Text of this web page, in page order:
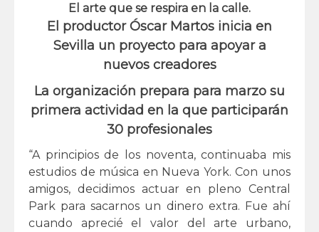
El arte que se respira en la calle.
El productor Óscar Martos inicia en
Sevilla un proyecto para apoyar a
nuevos creadores
La organización prepara para marzo su
primera actividad en la que participarán
30 profesionales
“A principios de los noventa, continuaba mis
estudios de música en Nueva York. Con unos
amigos, decidimos actuar en pleno Central
Park para sacarnos un dinero extra. Fue ahí
cuando aprecié el valor del arte urbano,